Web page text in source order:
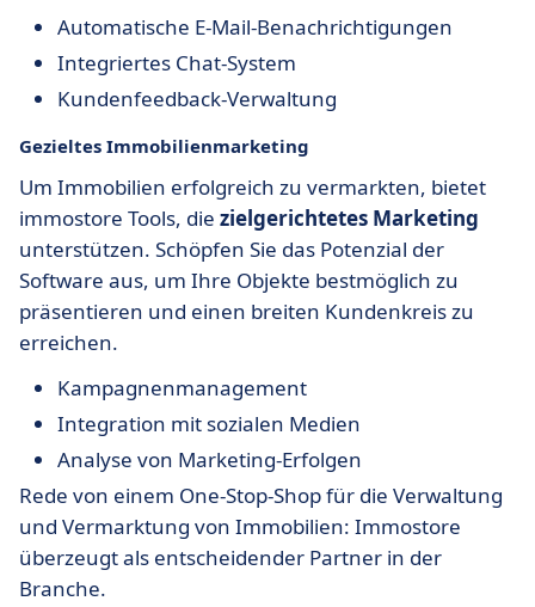
Automatische E-Mail-Benachrichtigungen
Integriertes Chat-System
Kundenfeedback-Verwaltung
Gezieltes Immobilienmarketing
Um Immobilien erfolgreich zu vermarkten, bietet
immostore Tools, die zielgerichtetes Marketing
unterstützen. Schöpfen Sie das Potenzial der
Software aus, um Ihre Objekte bestmöglich zu
präsentieren und einen breiten Kundenkreis zu
erreichen.
Kampagnenmanagement
Integration mit sozialen Medien
Analyse von Marketing-Erfolgen
Rede von einem One-Stop-Shop für die Verwaltung
und Vermarktung von Immobilien: Immostore
überzeugt als entscheidender Partner in der
Branche.